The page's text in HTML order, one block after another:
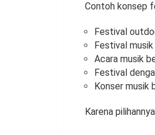
Contoh konsep
Festival
Festival musik
Acara musik
Festival
Konser
Karena